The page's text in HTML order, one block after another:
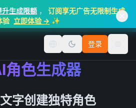
升生成限额 ，
订阅享无广告无限制生成
验 立即体验 → ✨
切换语言 登录
角色生成器
字创建独特角色